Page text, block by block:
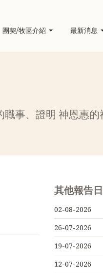
團契/牧區介紹 最新消息
事、證明 神恩惠的
其他報告
02-08-2026
26-07-2026
19-07-2026
12-07-2026